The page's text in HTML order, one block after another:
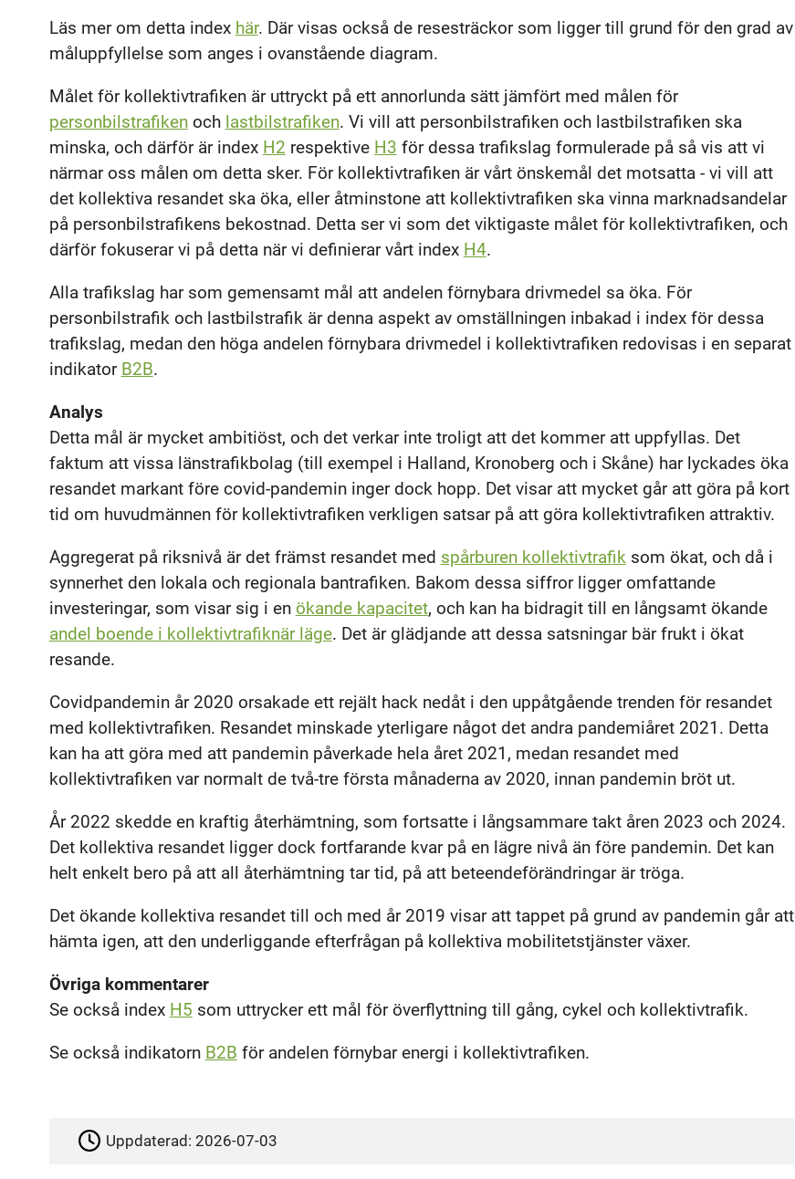
Läs mer om detta index här. Där visas också de resesträckor som ligger till grund för den grad av
måluppfyllelse som anges i ovanstående diagram.
Målet för kollektivtrafiken är uttryckt på ett annorlunda sätt jämfört med målen för
personbilstrafikenoch lastbilstrafiken. Vi vill att personbilstrafiken och lastbilstrafiken ska
minska, och därför är index H2 respektive H3 för dessa trafikslag formulerade på så vis att vi
närmar oss målen om detta sker. För kollektivtrafiken är vårt önskemål det motsatta - vi vill att
det kollektiva resandet ska öka, eller åtminstone att kollektivtrafiken ska vinna marknadsandelar
på personbilstrafikens bekostnad. Detta ser vi som det viktigaste målet för kollektivtrafiken, och
därför fokuserar vi på detta när vi definierar vårt index H4.
Alla trafikslag har som gemensamt mål att andelen förnybara drivmedel sa öka. För
personbilstrafik och lastbilstrafik är denna aspekt av omställningen inbakad i index för dessa
trafikslag, medan den höga andelen förnybara drivmedel i kollektivtrafiken redovisas i en separat
indikator B2B.
Analys
Detta mål är mycket ambitiöst, och det verkar inte troligt att det kommer att uppfyllas. Det
faktum att vissa länstrafikbolag (till exempel i Halland, Kronoberg och i Skåne) har lyckades öka
resandet markant före covid-pandemin inger dock hopp. Det visar att mycket går att göra på kort
tid om huvudmännen för kollektivtrafiken verkligen satsar på att göra kollektivtrafiken attraktiv.
Aggregerat på riksnivå är det främst resandet med spårburen kollektivtrafiksom ökat, och då i
synnerhet den lokala och regionala bantrafiken. Bakom dessa siffror ligger omfattande
investeringar, som visar sig i en ökande kapacitet, och kan ha bidragit till en långsamt ökande
andel boende i kollektivtrafiknär läge. Det är glädjande att dessa satsningar bär frukt i ökat
resande.
Covidpandemin år 2020 orsakade ett rejält hack nedåt i den uppåtgående trenden för resandet
med kollektivtrafiken. Resandet minskade yterligare något det andra pandemiåret 2021. Detta
kan ha att göra med att pandemin påverkade hela året 2021, medan resandet med
kollektivtrafiken var normalt de två-tre första månaderna av 2020, innan pandemin bröt ut.
År 2022 skedde en kraftig återhämtning, som fortsatte i långsammare takt åren 2023 och 2024.
Det kollektiva resandet ligger dock fortfarande kvar på en lägre nivå än före pandemin. Det kan
helt enkelt bero på att all återhämtning tar tid, på att beteendeförändringar är tröga.
Det ökande kollektiva resandet till och med år 2019 visar att tappet på grund av pandemin går att
hämta igen, att den underliggande efterfrågan på kollektiva mobilitetstjänster växer.
Övriga kommentarer
Se också index H5 som uttrycker ett mål för överflyttning till gång, cykel och kollektivtrafik.
Se också indikatorn B2B för andelen förnybar energi i kollektivtrafiken.
Uppdaterad:2026-07-03